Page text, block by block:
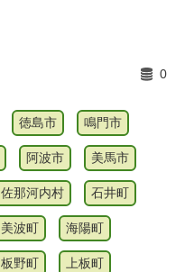
0
徳島市 鳴門市
阿波市 美馬市
佐那河内村 石井町
美波町 海陽町
板野町 上板町